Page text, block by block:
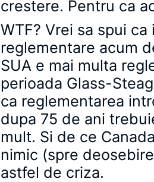
crestere. Pentru ca
WTF? Vrei sa spui
reglementare acum
SUA e mai multa
perioada Glass-
ca reglementarea
dupa 75 de ani
mult. Si de ce
nimic (spre
astfel de criza.